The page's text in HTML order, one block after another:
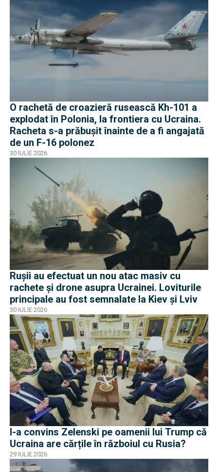
O rachetă de croazieră rusească Kh-101 a
explodat în Polonia, la frontiera cu Ucraina.
Racheta s-a prăbușit înainte de a fi angajată
de un F-16 polonez
30 IULIE 2026
Rușii au efectuat un nou atac masiv cu
rachete și drone asupra Ucrainei. Loviturile
principale au fost semnalate la Kiev și Lviv
30 IULIE 2026
I-a convins Zelenski pe oamenii lui Trump că
Ucraina are cărțile în războiul cu Rusia?
29 IULIE 2026